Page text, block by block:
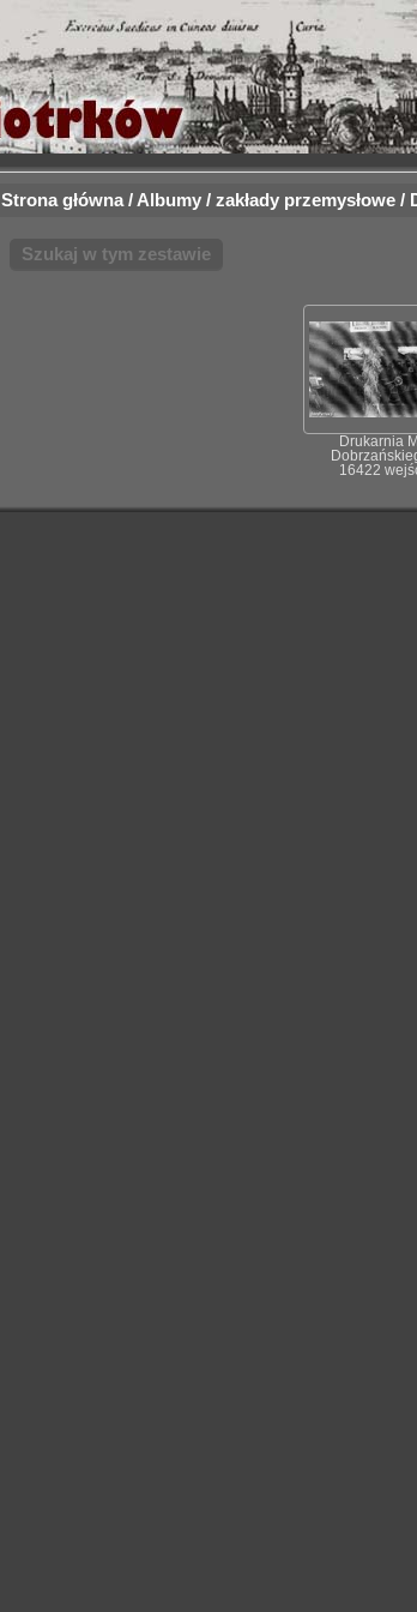
Strona główna/ Albumy/ zakłady przemysłowe/
Szukaj w tym zestawie
Drukarnia M.
16422